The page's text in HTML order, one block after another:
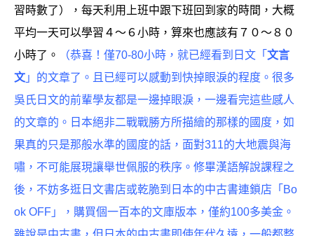
習時數了），每天利用上班中跟下班回到家的時間，大概
平均一天可以學習４～６小時，算來也應該有７０～８０
小時了。
（恭喜！僅70-80小時，就已經看到日文「 文言
文 」的文章了。且已經可以感動到快掉眼淚的程度。很多
吳氏日文的前輩學友都是一邊掉眼淚，一邊看完這些感人
的文章的。日本絕非二戰戰勝方所描繪的那樣的國度，如
果真的只是那般水準的國度的話，面對311的大地震與海
嘯，不可能展現讓舉世佩服的秩序。修畢漢語解說課程之
後，不妨多逛日文書店或乾脆到日本的中古書連鎖店「Bo
ok OFF」，購買個一百本的文庫版本，僅約100多美金。